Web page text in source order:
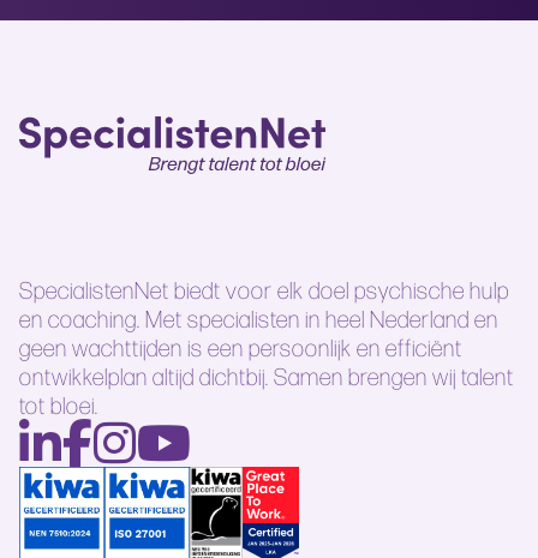
SpecialistenNet biedt voor elk doel psychische hulp
en coaching. Met specialisten in heel Nederland en
geen wachttijden is een persoonlijk en efficiënt
ontwikkelplan altijd dichtbij. Samen brengen wij talent
tot bloei.